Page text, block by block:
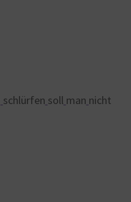
schlürfen soll man nicht